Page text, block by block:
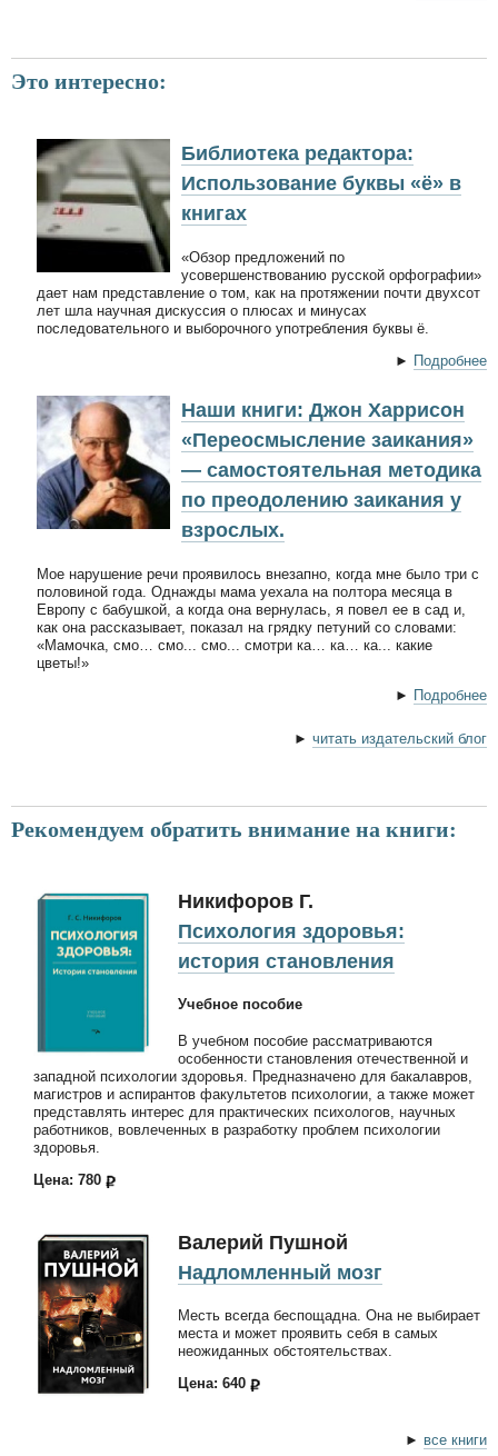
Это интересно:
Библиотека редактора:
Использование буквы «ё» в
книгах
«Обзор предложений по
усовершенствованию русской орфографии»
дает нам представление о том, как на протяжении почти двухсот
лет шла научная дискуссия о плюсах и минусах
последовательного и выборочного употребления буквы ё.
► Подробнее
Наши книги: Джон Харрисон
«Переосмысление заикания»
— самостоятельная методика
по преодолению заикания у
взрослых.
Мое нарушение речи проявилось внезапно, когда мне было три с
половиной года. Однажды мама уехала на полтора месяца в
Европу с бабушкой, а когда она вернулась, я повел ее в сад и,
как она рассказывает, показал на грядку петуний со словами:
«Мамочка, смо… смо... смо... смотри ка… ка… ка... какие
цветы!»
► Подробнее
► читать издательский блог
Рекомендуем обратить внимание на книги:
Никифоров Г.
Психология здоровья:
история становления
Учебное пособие
В учебном пособие рассматриваются
особенности становления отечественной и
западной психологии здоровья. Предназначено для бакалавров,
магистров и аспирантов факультетов психологии, а также может
представлять интерес для практических психологов, научных
работников, вовлеченных в разработку проблем психологии
здоровья.
Цена: 780
Валерий Пушной
Надломленный мозг
Месть всегда беспощадна. Она не выбирает
места и может проявить себя в самых
неожиданных обстоятельствах.
Цена: 640
► все книги